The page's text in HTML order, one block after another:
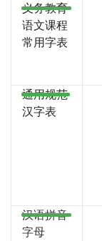
义务教育
语文课程
常用字表
通用规范
汉字表
汉语拼音
字母